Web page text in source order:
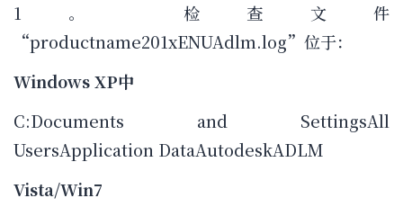
1。 检查文件
“productname201xENUAdlm.log”位于：
Windows XP中
C:Documents and SettingsAll
UsersApplication DataAutodeskADLM
Vista/Win7